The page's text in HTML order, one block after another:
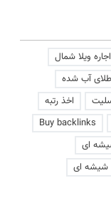
اجاره ویلا شمال
آب شده
اخذ رتبه
Buy backlinks
ای
شیشه ای